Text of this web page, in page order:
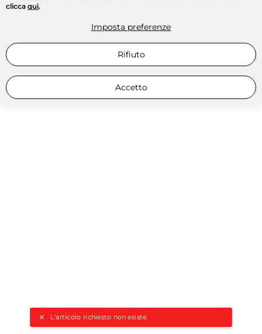
L'articolo richiesto non esiste.
clicca qui.
Imposta preferenze
Rifiuto
Accetto